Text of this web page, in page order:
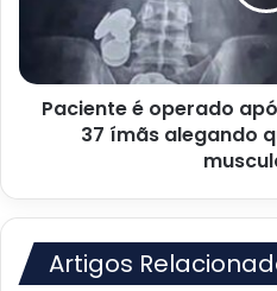
37
ímãs
alegando
musculação’
Paciente é operado
37 ímãs alegando
Artigos